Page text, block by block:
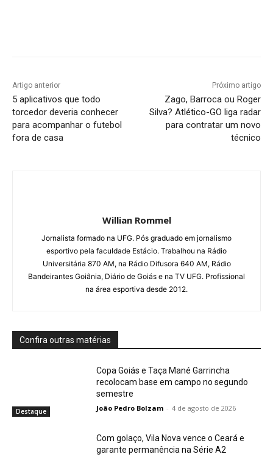
Artigo anterior
5 aplicativos que todo
torcedor deveria conhecer
para acompanhar o futebol
fora de casa
Próximo artigo
Zago, Barroca ou Roger
Silva? Atlético-GO liga radar
para contratar um novo
técnico
Willian Rommel
Jornalista formado na UFG. Pós graduado em jornalismo
esportivo pela faculdade Estácio. Trabalhou na Rádio
Universitária 870 AM, na Rádio Difusora 640 AM, Rádio
Bandeirantes Goiânia, Diário de Goiás e na TV UFG. Profissional
na área esportiva desde 2012.
Confira outras matérias
Destaque
Copa Goiás e Taça Mané Garrincha
recolocam base em campo no segundo
semestre
João Pedro Bolzam - 4 de agosto de 2026
Com golaço, Vila Nova vence o Ceará e
garante permanência na Série A2